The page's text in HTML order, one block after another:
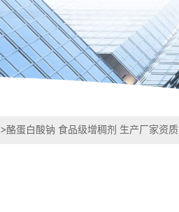
>酪蛋白酸钠 食品级增稠剂 生产厂家资质